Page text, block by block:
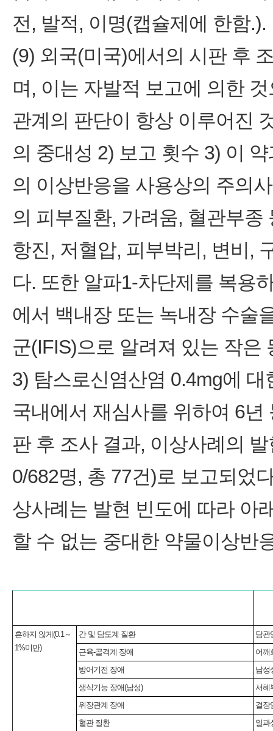
전, 발적, 이명(캡슐제에 한함.).
(9) 외국(미국)에서의 시판 후
며, 이는 자발적 보고에 의한
관계의 판단이 항상 이루어진
의 중대성 2) 보고 횟수 3) 이
의 이상반응을 사용상의 주의
의 피부질환, 가려움, 혈관부
항진, 저혈압, 피부박리, 변비,
다. 또한 알파1-차단제를 복용
에서 백내장 또는 녹내장 수술
군(IFIS)으로 알려져 있는 작은
3) 탐스로신염산염 0.4mg에
국내에서 재심사를 위하여 6
판 후 조사 결과, 이상사례의
0/682명, 총 77건)로 보고되었
상사례는 발현 빈도에 따라 아
할 수 없는 중대한 약물이상반
흔하지 않게(0.1～
1%미만)
간 및 담도계 질환
담관
근육-골격계 장애
어깨
방어기전 장애
남성
생식기능 장애(남성)
서혜
위장관계 장애
결장
혈관 질환
일과